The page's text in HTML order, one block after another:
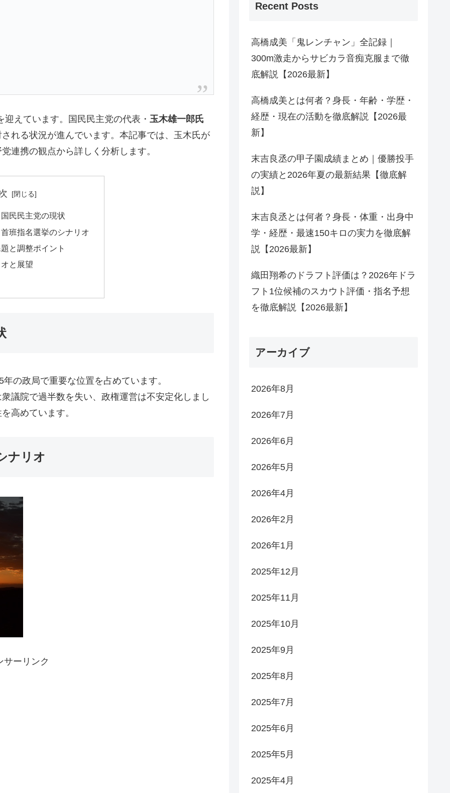
えています。国民民主党の代表・ 玉木雄一郎氏
れる状況が進んでいます。本記事では、玉木氏が
連携の観点から詳しく分析します。
民民主党の現状
班指名選挙のシナリオ
と調整ポイント
と展望
の政局で重要な位置を占めています。
議院で過半数を失い、政権運営は不安定化しまし
高めています。
ナリオ
サーリンク
Recent Posts
高橋成美「鬼レンチャン」全記録｜
300m激走からサビカラ音痴克服まで徹
底解説【2026最新】
高橋成美とは何者？身長・年齢・学歴・
経歴・現在の活動を徹底解説【2026最
新】
末吉良丞の甲子園成績まとめ｜優勝投手
の実績と2026年夏の最新結果【徹底解
説】
末吉良丞とは何者？身長・体重・出身中
学・経歴・最速150キロの実力を徹底解
説【2026最新】
織田翔希のドラフト評価は？2026年ドラ
フト1位候補のスカウト評価・指名予想
を徹底解説【2026最新】
アーカイブ
2026年8月
2026年7月
2026年6月
2026年5月
2026年4月
2026年2月
2026年1月
2025年12月
2025年11月
2025年10月
2025年9月
2025年8月
2025年7月
2025年6月
2025年5月
2025年4月